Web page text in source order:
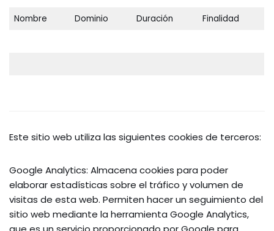
Nombre Dominio Duración Finalidad
Este sitio web utiliza las siguientes cookies de terceros:
Google Analytics: Almacena cookies para poder
elaborar estadísticas sobre el tráfico y volumen de
visitas de esta web. Permiten hacer un seguimiento del
sitio web mediante la herramienta Google Analytics,